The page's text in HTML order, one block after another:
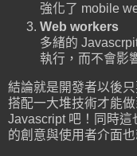
強化了 mobile
Web workers
多緒的
執行，而不會影
結論就是開發者以後
搭配一大堆技術才能
Javascript 吧！同時
的創意與使用者介面也